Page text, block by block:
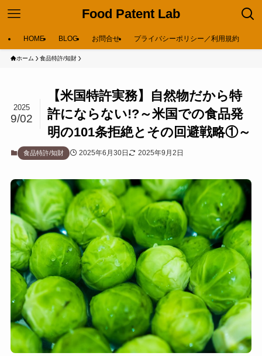
Food Patent Lab
HOME BLOG お問合せ プライバシーポリシー／利用規約
ホーム 食品特許/知財
【米国特許実務】自然物だから特
許にならない!?～米国での食品発
明の101条拒絶とその回避戦略①～
2025
9/02
食品特許/知財 2025年6月30日 2025年9月2日